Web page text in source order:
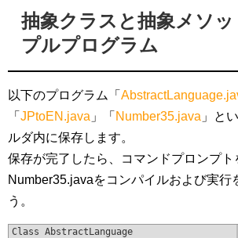
抽象クラスと抽象メソ
プルプログラム
以下のプログラム「
「 JPtoEN.java 」「 Number35.java 」と
ルダ内に保存します。
保存が完了したら、コマンドプロンプト
Number35.javaをコンパイルおよび実行
う。
Class AbstractLanguage